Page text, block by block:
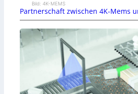
Bild: 4K-MEMS
Partnerschaft zwischen 4K-Mems